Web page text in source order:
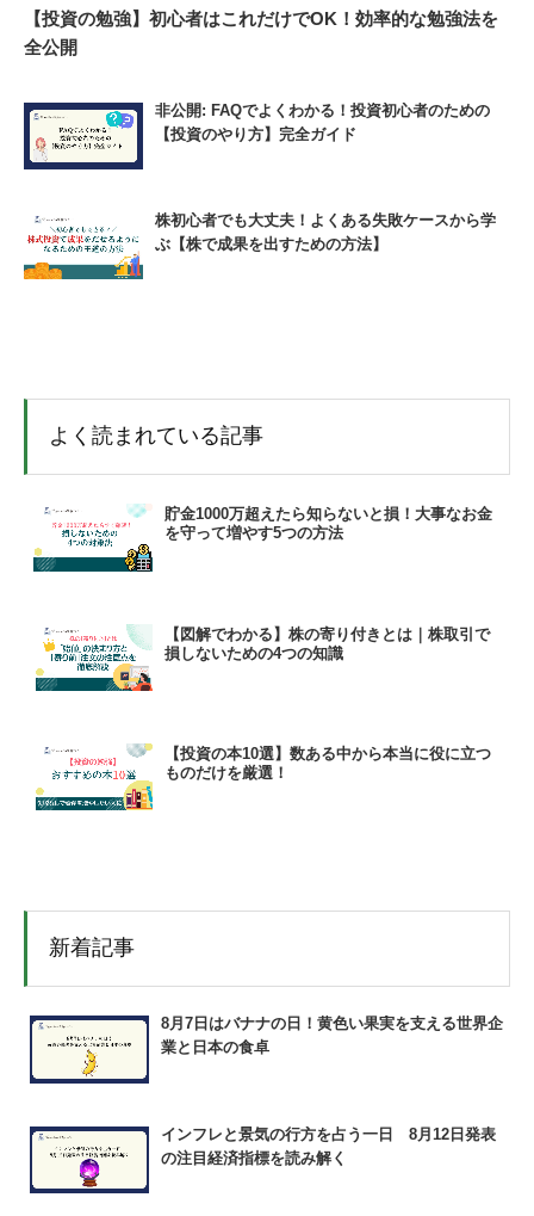
【投資の勉強】初心者はこれだけでOK！効率的な勉強法を
全公開
非公開: FAQでよくわかる！投資初心者のための
【投資のやり方】完全ガイド
株初心者でも大丈夫！よくある失敗ケースから学
ぶ【株で成果を出すための方法】
よく読まれている記事
貯金1000万超えたら知らないと損！大事なお金
を守って増やす5つの方法
【図解でわかる】株の寄り付きとは｜株取引で
損しないための4つの知識
【投資の本10選】数ある中から本当に役に立つ
ものだけを厳選！
新着記事
8月7日はバナナの日！黄色い果実を支える世界企
業と日本の食卓
インフレと景気の行方を占う一日 8月12日発表
の注目経済指標を読み解く